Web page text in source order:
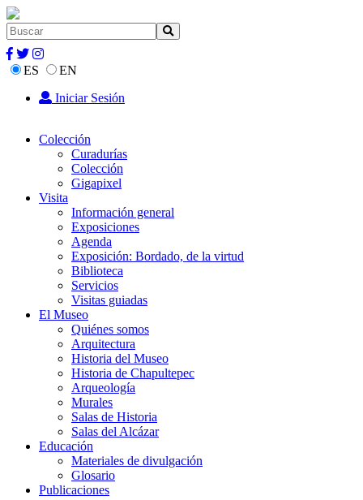
ES
EN
Iniciar Sesión
Colección
Curadurías
Colección
Gigapixel
Visita
Información general
Exposiciones
Agenda
Exposición: Bordado, de la virtud
Biblioteca
Servicios
Visitas guiadas
El Museo
Quiénes somos
Arquitectura
Historia del Museo
Historia de Chapultepec
Arqueología
Murales
Salas de Historia
Salas del Alcázar
Educación
Materiales de divulgación
Glosario
Publicaciones